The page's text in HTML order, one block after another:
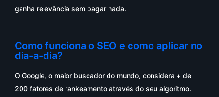
ganha relevância sem pagar nada.
Como funciona o SEO e como aplicar no
dia-a-dia?
O Google, o maior buscador do mundo, considera + de
200 fatores de rankeamento através do seu algoritmo.